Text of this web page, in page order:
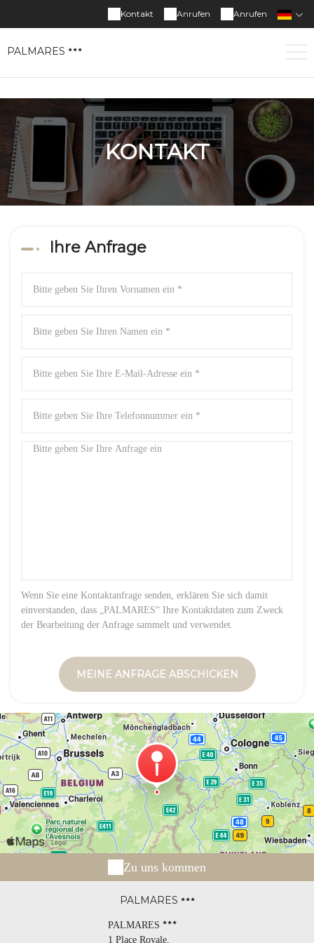
Anrufen
Anrufen
Kontakt
PALMARES
KONTAKT
Ihre Anfrage
Wenn Sie eine Kontaktanfrage senden, erklären Sie sich damit
einverstanden, dass „PALMARES“ Ihre Kontaktdaten zum Zweck
der Bearbeitung der Anfrage sammelt und verwendet.
Zu uns kommen
PALMARES
PALMARES
1 Place Royale,